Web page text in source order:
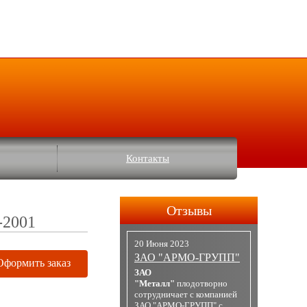
Контакты
заказ
Отзывы
20 Июня 2023
ЗАО "АРМО-ГРУПП"
ЗАО
"Металл" плодотворно
сотрудничает с компанией